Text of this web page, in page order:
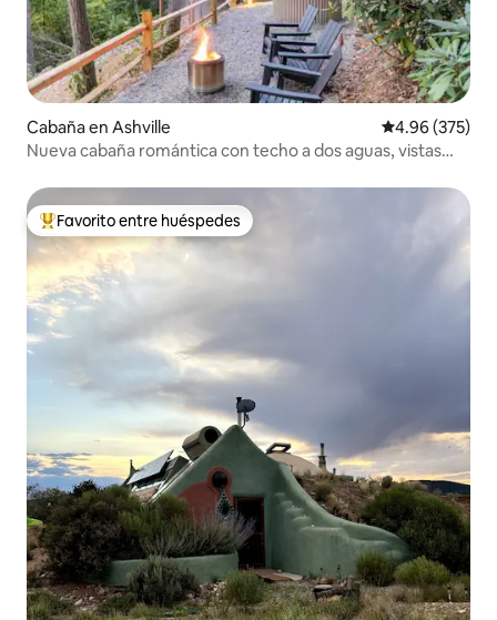
Cabaña en Ashville Calificación
4.96 (375)
Nueva cabaña romántica con techo a dos aguas, vistas
De los mejores en Favorito entre huéspedes
Favorito entre huéspedes